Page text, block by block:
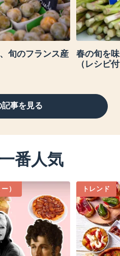
旬のフランス産
春の旬を
（レシピ
事を見る
番人気
） トレンド